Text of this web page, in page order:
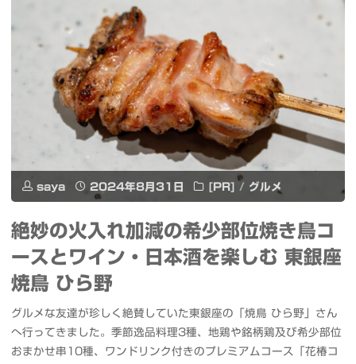
saya 2024年8月31日 [PR] / グルメ
絶妙の火入れ加減の希少部位焼き鳥コ
ースとワイン・日本酒を楽しむ 東銀座
焼鳥 ひら野
グルメな友達が珍しく絶賛していた東銀座の「焼鳥 ひら野」さん
へ行ってきました。季節逸品料理3種、地鶏や銘柄鶏及び希少部位
おまかせ串10種、ワンドリンク付きのプレミアムコース「花椿コ